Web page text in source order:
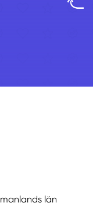
län